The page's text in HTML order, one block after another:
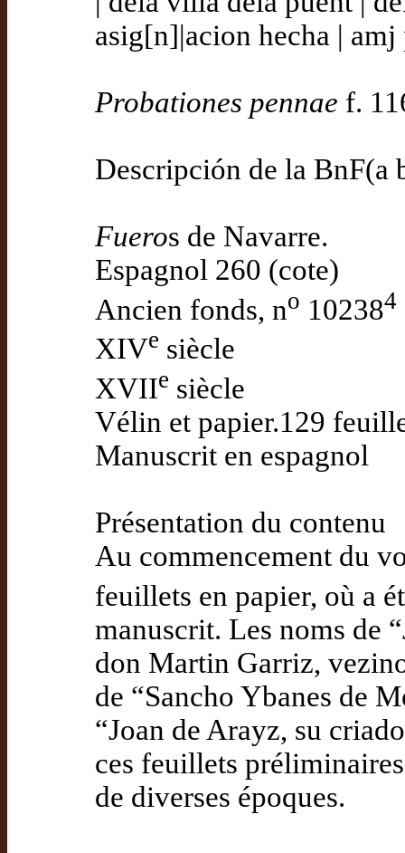
asig[n]|acion hecha | amj
Probationes pennae f.
Descripción de la BnF(a
Fueros de Navarre.
Espagnol 260 (cote)
Ancien fonds, no 102384
XIVe siècle
XVIIe siècle
Vélin et papier.129
Manuscrit en espagnol
Présentation du contenu
Au commencement du
feuillets en papier, où a
manuscrit. Les noms de
don Martin Garriz,
de “Sancho Ybanes de
“Joan de Arayz, su
ces feuillets
de diverses époques.